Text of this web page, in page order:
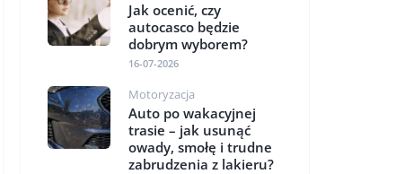
Jak ocenić, czy
autocasco będzie
dobrym wyborem?
16-07-2026
Motoryzacja
Auto po wakacyjnej
trasie – jak usunąć
owady, smołę i trudne
zabrudzenia z lakieru?